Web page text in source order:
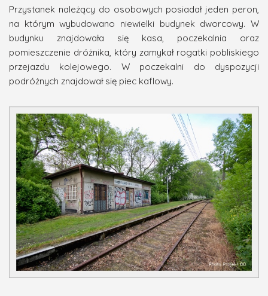
Przystanek należący do osobowych posiadał jeden peron,
na którym wybudowano niewielki budynek dworcowy. W
budynku znajdowała się kasa, poczekalnia oraz
pomieszczenie dróżnika, który zamykał rogatki pobliskiego
przejazdu kolejowego. W poczekalni do dyspozycji
podróżnych znajdował się piec kaflowy.